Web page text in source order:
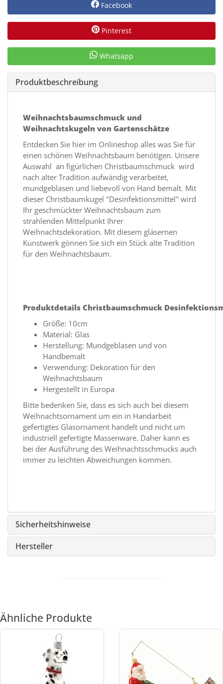
Facebook
Pinterest
Whatsapp
Produktbeschreibung
Weihnachtsbaumschmuck und
Weihnachtskugeln von Gartenschätze
Entdecken Sie hier im Onlineshop alles was Sie für
einen schönen Weihnachtsbaum benötigen. Unsere
Auswahl an figürlichen Christbaumschmuck wird
nach alter Tradition aufwändig verarbeitet,
mundgeblasen und liebevoll von Hand bemalt. Mit
dieser Christbaumkugel "Desinfektionsmittel" wird
Ihr geschmückter Weihnachtsbaum zum
strahlenden Mittelpunkt Ihrer
Weihnachtsdekoration. Mit diesem gläsernen
Kunstwerk gönnen Sie sich ein Stück alte Tradition
für den Weihnachtsbaum.
Produktdetails Christbaumschmuck
Größe: 10cm
Material: Glas
Herstellung: Mundgeblasen und von
Handbemalt
Verwendung: Dekoration für den
Weihnachtsbaum
Hergestellt in Europa
Bitte bedenken Sie, dass es sich auch bei diesem
Weihnachtsornament um ein in Handarbeit
gefertigtes Glasornament handelt und nicht um
industriell gefertigte Massenware. Daher kann es
bei der Ausführung des Weihnachtsschmucks auch
immer zu leichten Abweichungen kommen.
Sicherheitshinweise
Hersteller
Ähnliche Produkte